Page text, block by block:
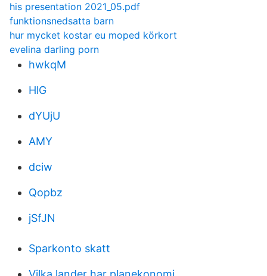
his presentation 2021_05.pdf
funktionsnedsatta barn
hur mycket kostar eu moped körkort
evelina darling porn
hwkqM
HlG
dYUjU
AMY
dciw
Qopbz
jSfJN
Sparkonto skatt